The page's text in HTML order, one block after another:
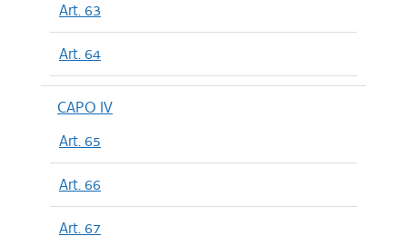
Art. 63
Art. 64
CAPO IV
Art. 65
Art. 66
Art. 67